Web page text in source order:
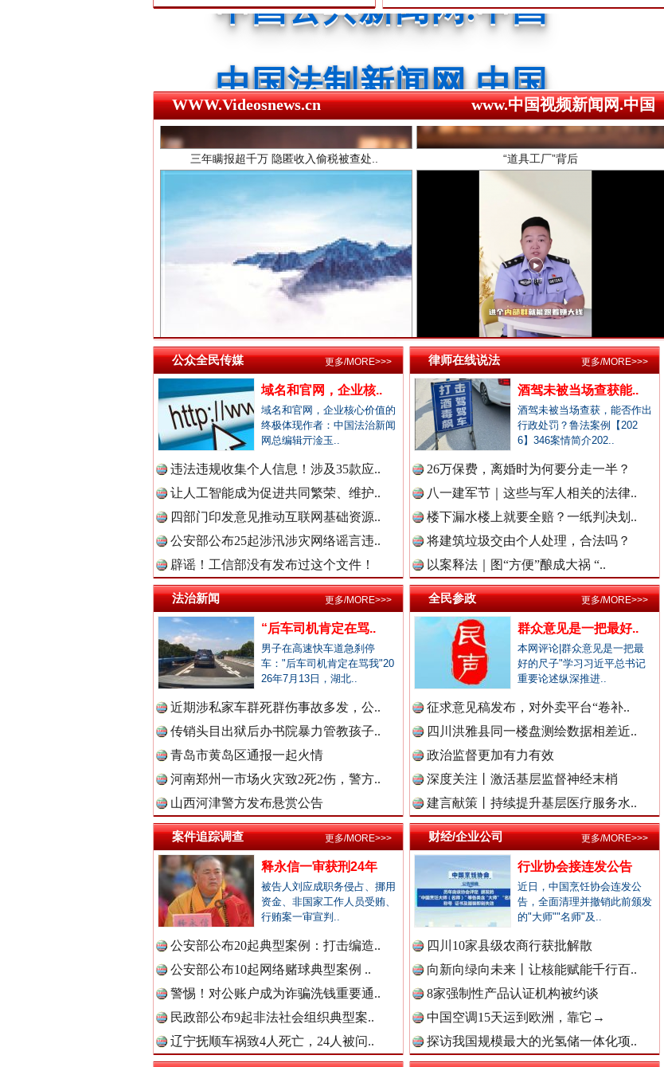
数据
中国法制新闻网.中国
中国法治新闻网.中国
中国法院新闻网.中国
中国检察新闻网.中国
中国医药新闻网.中国
中国企业新闻网.中国
中国农业新闻网.中国
中国视频新闻网.中国
中国廉政法纪网.中国
中国律师在线.中国
中国参政网.中国
中国全民新闻网.中国
中国公众新闻网.中国
中国公民新闻网.中国
WWW.Videosnews.cn www.中国视频新闻网.中国
祁连巍巍树丰碑 高回报！网警详解投资理财陷阱
一枚“钉子”竟然扎入要害部门 生态调度“流量密码”
雄关漫道展新颜 “文明之鹰-2025”联训
衣柜里的秘密 高速路上逆行称"我一路开着双闪"..
公众全民传媒
域名和官网，企业核..
域名和官网，企业核心价值的
终极体现作者：中国法治新闻
网总编辑亓淦玉..
违法违规收集个人信息！涉及35款应..
让人工智能成为促进共同繁荣、维护..
四部门印发意见推动互联网基础资源..
公安部公布25起涉汛涉灾网络谣言违..
辟谣！工信部没有发布过这个文件！
更多/MORE>>> 律师在线说法
酒驾未被当场查获能..
酒驾未被当场查获，能否作出
行政处罚？鲁法案例【202
6】346案情简介202..
26万保费，离婚时为何要分走一半？
八一建军节｜这些与军人相关的法律..
楼下漏水楼上就要全赔？一纸判决划..
将建筑垃圾交由个人处理，合法吗？
以案释法｜图“方便”酿成大祸 “..
更多/MORE>>>
法治新闻
“后车司机肯定在骂..
男子在高速快车道急刹停
车："后车司机肯定在骂我"20
26年7月13日，湖北..
近期涉私家车群死群伤事故多发，公..
传销头目出狱后办书院暴力管教孩子..
青岛市黄岛区通报一起火情
河南郑州一市场火灾致2死2伤，警方..
山西河津警方发布悬赏公告
更多/MORE>>> 全民参政
群众意见是一把最好..
本网评论|群众意见是一把最
好的尺子"学习习近平总书记
重要论述纵深推进..
征求意见稿发布，对外卖平台“卷补..
四川洪雅县同一楼盘测绘数据相差近..
政治监督更加有力有效
深度关注丨激活基层监督神经末梢
建言献策丨持续提升基层医疗服务水..
更多/MORE>>>
案件追踪调查
释永信一审获刑24年
被告人刘应成职务侵占、挪用
资金、非国家工作人员受贿、
行贿案一审宣判..
公安部公布20起典型案例：打击编造..
公安部公布10起网络赌球典型案例 ..
警惕！对公账户成为诈骗洗钱重要通..
民政部公布9起非法社会组织典型案..
辽宁抚顺车祸致4人死亡，24人被问..
更多/MORE>>> 财经/企业公司
行业协会接连发公告
近日，中国烹饪协会连发公
告，全面清理并撤销此前颁发
的"大师""名师"及..
四川10家县级农商行获批解散
向新向绿向未来丨让核能赋能千行百..
8家强制性产品认证机构被约谈
中国空调15天运到欧洲，靠它→
探访我国规模最大的光氢储一体化项..
更多/MORE>>>